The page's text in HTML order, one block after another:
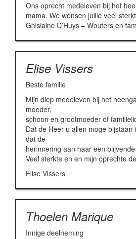
Ons oprecht medeleven bij het
mama. We wensen jullie veel
Ghislaine D’Huys – Wouters en
Elise Vissers
Beste familie
Mijn diep medeleven bij het
moeder,
schoon en grootmoeder of
Dat de Heer u allen moge bijstaan
dat de
herinnering aan haar een
Veel sterkte en en mijn oprechte
Elise Vissers
Thoelen Marique
Innige deelneming